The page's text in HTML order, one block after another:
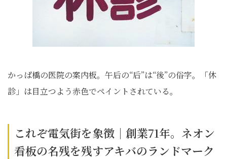
かっぱ橋の医院の案内板。午后の“后”は“後”の俗字。「休
診」は目立つよう赤色でペイントされている。
これぞ電気街を象徴｜創業71年。ネオン
看板の名残を残すアキバのランドマーク